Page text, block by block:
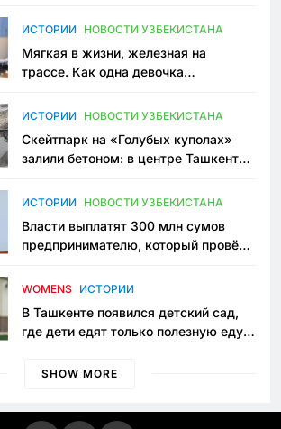
ИСТОРИИ НОВОСТИ УЗБЕКИСТАНА
Мягкая в жизни, железная на
трассе. Как одна девочка
Узбекистане
ИСТОРИИ НОВОСТИ УЗБЕКИСТАНА
Скейтпарк на «Голубых куполах»
залили бетоном: в центре Ташкента
пространство
ИСТОРИИ НОВОСТИ УЗБЕКИСТАНА
Власти выплатят 300 млн сумов
предпринимателю, который провёл
приговору
WOMENS ИСТОРИИ
В Ташкенте появился детский сад,
где дети едят только полезную еду.
просить «кашу без сахара»
SHOW MORE